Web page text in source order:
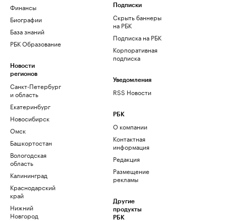
Финансы
Биографии
База знаний
РБК Образование
Новости
регионов
Санкт-Петербург
и область
Екатеринбург
Новосибирск
Омск
Башкортостан
Вологодская
область
Калининград
Краснодарский
край
Нижний
Новгород
Подписки
Скрыть баннеры
на РБК
Подписка на РБК
Корпоративная
подписка
Уведомления
RSS Новости
РБК
О компании
Контактная
информация
Редакция
Размещение
рекламы
Другие
продукты
РБК